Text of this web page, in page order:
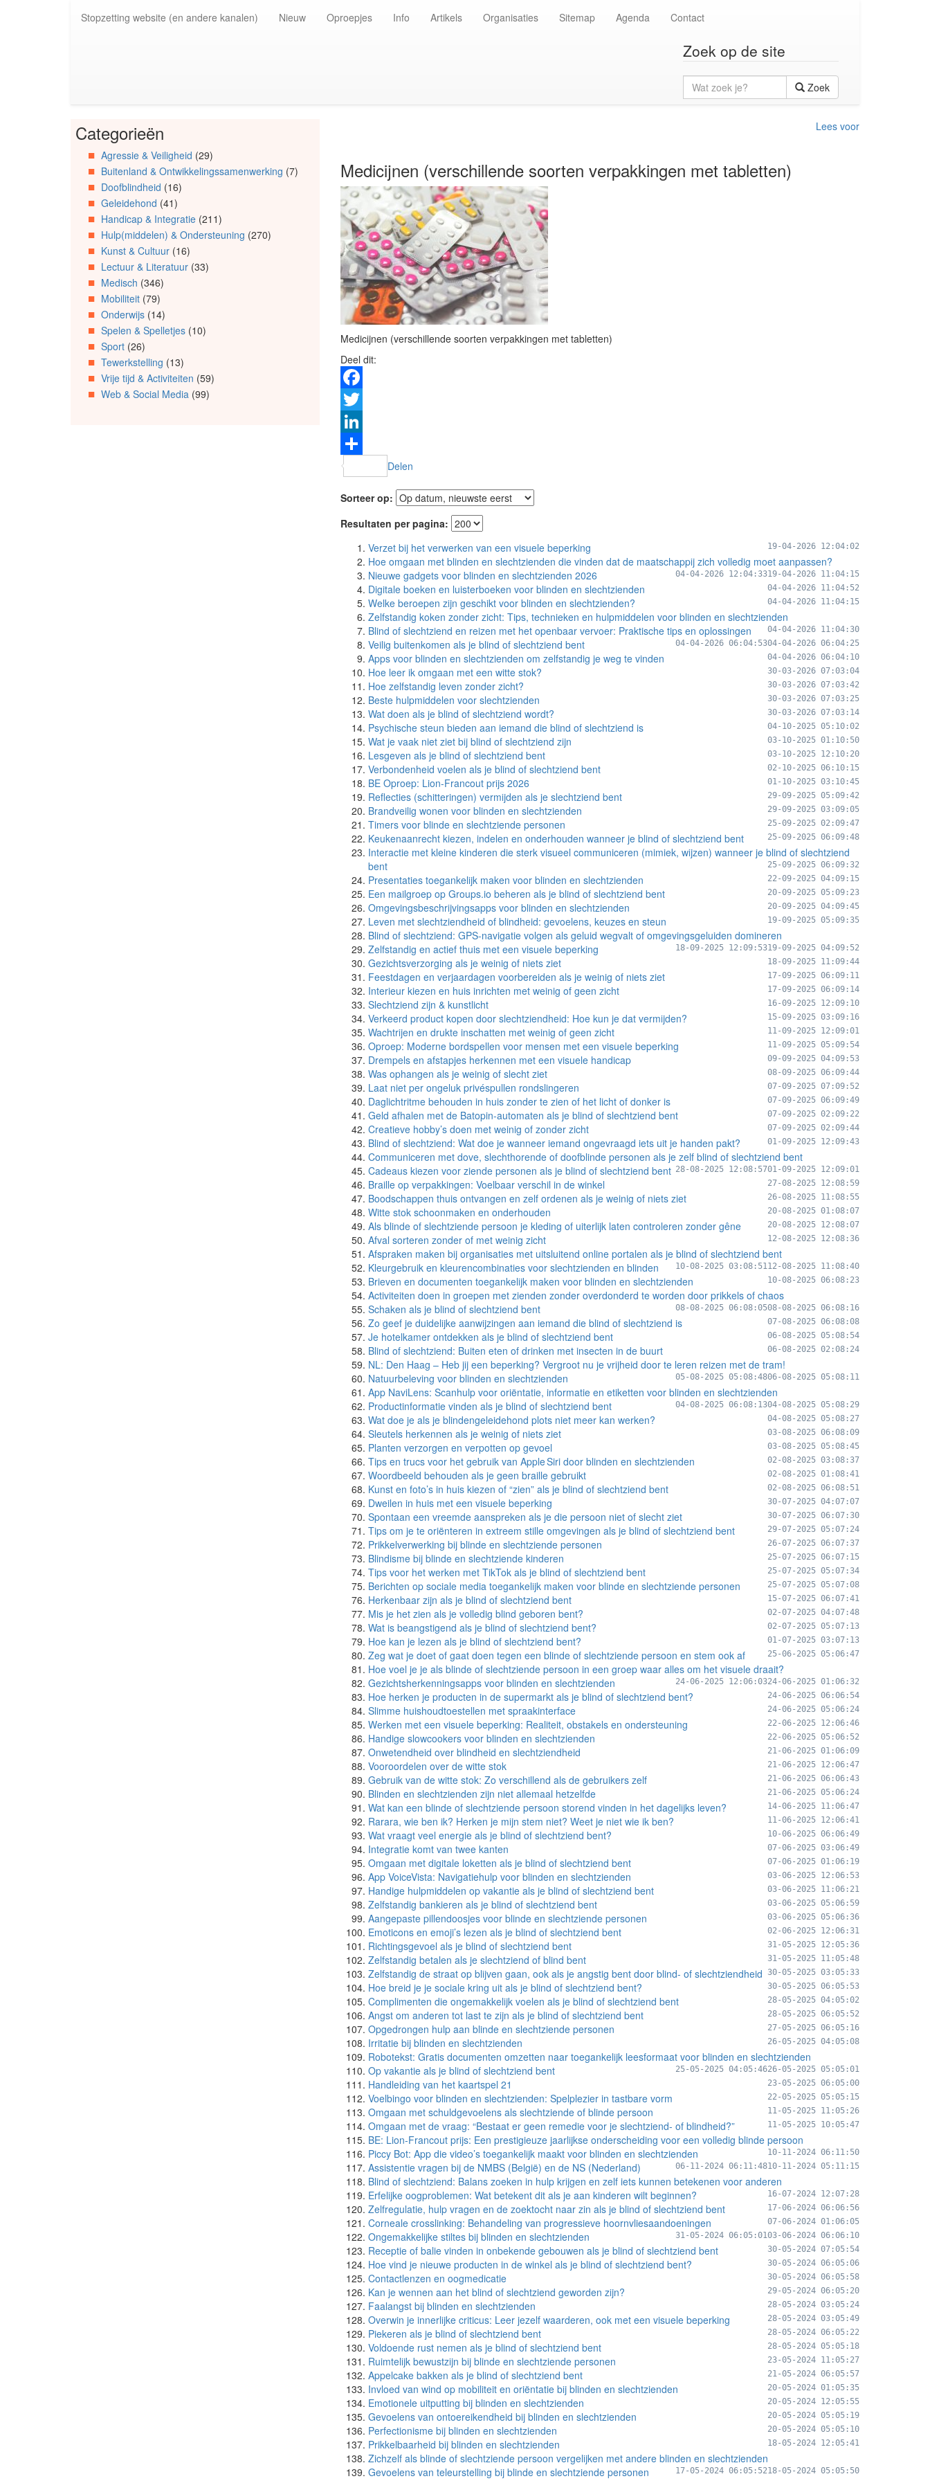
Stopzetting website (en andere kanalen) Nieuw Oproepjes Info Artikels Organisaties Sitemap Agenda Contact
Zoek op de site
Wat
zoek
je?
Zoek
Spring
Artikels
Spring
naar
Info
Spring
Organisaties
Spring
naar
Social
media
Categorieën
Agressie & Veiligheid (29)
Buitenland & Ontwikkelingssamenwerking (7)
Doofblindheid (16)
Geleidehond (41)
Handicap & Integratie(211)
Hulp(middelen) & Ondersteuning (270)
Kunst & Cultuur(16)
Lectuur & Literatuur(33)
Medisch (346)
Mobiliteit(79)
Onderwijs(14)
Spelen & Spelletjes(10)
Sport(26)
Tewerkstelling (13)
Vrije tijd & Activiteiten (59)
Web & Social Media(99)
Lees voor
Medicijnen (verschillende soorten verpakkingen met tabletten)
Medicijnen (verschillende soorten verpakkingen met tabletten)
Deel dit:
Facebook
Twitter
LinkedIn
Delen
Sorteer op:
Resultaten per pagina:
Verzet bij het verwerken van een visuele beperking
19-04-2026 12:04:02
Hoe omgaan met blinden en slechtzienden die vinden dat de maatschappij zich volledig moet aanpassen?
19-04-2026 11:04:15
Nieuwe gadgets voor blinden en slechtzienden 2026 04-04-2026 12:04:33
Digitale boeken en luisterboeken voor blinden en slechtzienden 04-04-2026 11:04:52
Welke beroepen zijn geschikt voor blinden en slechtzienden? 04-04-2026 11:04:15
Zelfstandig koken zonder zicht: Tips, technieken en hulpmiddelen voor blinden en slechtzienden
04-04-2026 11:04:30
Blind of slechtziend en reizen met het openbaar vervoer: Praktische tips en oplossingen
04-04-2026 06:04:25
Veilig buitenkomen als je blind of slechtziend bent 04-04-2026 06:04:53
Apps voor blinden en slechtzienden om zelfstandig je weg te vinden 04-04-2026 06:04:10
Hoe leer ik omgaan met een witte stok? 30-03-2026 07:03:04
Hoe zelfstandig leven zonder zicht? 30-03-2026 07:03:42
Beste hulpmiddelen voor slechtzienden 30-03-2026 07:03:25
Wat doen als je blind of slechtziend wordt? 30-03-2026 07:03:14
Psychische steun bieden aan iemand die blind of slechtziend is 04-10-2025 05:10:02
Wat je vaak niet ziet bij blind of slechtziend zijn 03-10-2025 01:10:50
Lesgeven als je blind of slechtziend bent 03-10-2025 12:10:20
Verbondenheid voelen als je blind of slechtziend bent 02-10-2025 06:10:15
BE Oproep: Lion-Francout prijs 2026 01-10-2025 03:10:45
Reflecties (schitteringen) vermijden als je slechtziend bent 29-09-2025 05:09:42
Brandveilig wonen voor blinden en slechtzienden 29-09-2025 03:09:05
Timers voor blinde en slechtziende personen 25-09-2025 02:09:47
Keukenaanrecht kiezen, indelen en onderhouden wanneer je blind of slechtziend bent 25-09-2025 06:09:48
Interactie met kleine kinderen die sterk visueel communiceren (mimiek, wijzen) wanneer je blind of slechtziend
bent
25-09-2025 06:09:32
Presentaties toegankelijk maken voor blinden en slechtzienden 22-09-2025 04:09:15
Een mailgroep op Groups.io beheren als je blind of slechtziend bent 20-09-2025 05:09:23
Omgevingsbeschrijvingsapps voor blinden en slechtzienden 20-09-2025 04:09:45
Leven met slechtziendheid of blindheid: gevoelens, keuzes en steun 19-09-2025 05:09:35
Blind of slechtziend: GPS-navigatie volgen als geluid wegvalt of omgevingsgeluiden domineren
19-09-2025 04:09:52
Zelfstandig en actief thuis met een visuele beperking 18-09-2025 12:09:53
Gezichtsverzorging als je weinig of niets ziet 18-09-2025 11:09:44
Feestdagen en verjaardagen voorbereiden als je weinig of niets ziet 17-09-2025 06:09:11
Interieur kiezen en huis inrichten met weinig of geen zicht 17-09-2025 06:09:14
Slechtziend zijn & kunstlicht 16-09-2025 12:09:10
Verkeerd product kopen door slechtziendheid: Hoe kun je dat vermijden? 15-09-2025 03:09:16
Wachtrijen en drukte inschatten met weinig of geen zicht 11-09-2025 12:09:01
Oproep: Moderne bordspellen voor mensen met een visuele beperking 11-09-2025 05:09:54
Drempels en afstapjes herkennen met een visuele handicap 09-09-2025 04:09:53
Was ophangen als je weinig of slecht ziet 08-09-2025 06:09:44
Laat niet per ongeluk privéspullen rondslingeren 07-09-2025 07:09:52
Daglichtritme behouden in huis zonder te zien of het licht of donker is 07-09-2025 06:09:49
Geld afhalen met de Batopin-automaten als je blind of slechtziend bent 07-09-2025 02:09:22
Creatieve hobby’s doen met weinig of zonder zicht 07-09-2025 02:09:44
Blind of slechtziend: Wat doe je wanneer iemand ongevraagd iets uit je handen pakt? 01-09-2025 12:09:43
Communiceren met dove, slechthorende of doofblinde personen als je zelf blind of slechtziend bent
01-09-2025 12:09:01
Cadeaus kiezen voor ziende personen als je blind of slechtziend bent 28-08-2025 12:08:57
Braille op verpakkingen: Voelbaar verschil in de winkel 27-08-2025 12:08:59
Boodschappen thuis ontvangen en zelf ordenen als je weinig of niets ziet 26-08-2025 11:08:55
Witte stok schoonmaken en onderhouden 20-08-2025 01:08:07
Als blinde of slechtziende persoon je kleding of uiterlijk laten controleren zonder gêne 20-08-2025 12:08:07
Afval sorteren zonder of met weinig zicht 12-08-2025 12:08:36
Afspraken maken bij organisaties met uitsluitend online portalen als je blind of slechtziend bent
12-08-2025 11:08:40
Kleurgebruik en kleurencombinaties voor slechtzienden en blinden 10-08-2025 03:08:51
Brieven en documenten toegankelijk maken voor blinden en slechtzienden 10-08-2025 06:08:23
Activiteiten doen in groepen met zienden zonder overdonderd te worden door prikkels of chaos
08-08-2025 06:08:16
Schaken als je blind of slechtziend bent 08-08-2025 06:08:05
Zo geef je duidelijke aanwijzingen aan iemand die blind of slechtziend is 07-08-2025 06:08:08
Je hotelkamer ontdekken als je blind of slechtziend bent 06-08-2025 05:08:54
Blind of slechtziend: Buiten eten of drinken met insecten in de buurt 06-08-2025 02:08:24
NL: Den Haag – Heb jij een beperking? Vergroot nu je vrijheid door te leren reizen met de tram!
06-08-2025 05:08:11
Natuurbeleving voor blinden en slechtzienden 05-08-2025 05:08:48
App NaviLens: Scanhulp voor oriëntatie, informatie en etiketten voor blinden en slechtzienden
04-08-2025 05:08:29
Productinformatie vinden als je blind of slechtziend bent 04-08-2025 06:08:13
Wat doe je als je blindengeleidehond plots niet meer kan werken? 04-08-2025 05:08:27
Sleutels herkennen als je weinig of niets ziet 03-08-2025 06:08:09
Planten verzorgen en verpotten op gevoel 03-08-2025 05:08:45
Tips en trucs voor het gebruik van Apple Siri door blinden en slechtzienden 02-08-2025 03:08:37
Woordbeeld behouden als je geen braille gebruikt 02-08-2025 01:08:41
Kunst en foto’s in huis kiezen of “zien” als je blind of slechtziend bent 02-08-2025 06:08:51
Dweilen in huis met een visuele beperking 30-07-2025 04:07:07
Spontaan een vreemde aanspreken als je die persoon niet of slecht ziet 30-07-2025 06:07:30
Tips om je te oriënteren in extreem stille omgevingen als je blind of slechtziend bent 29-07-2025 05:07:24
Prikkelverwerking bij blinde en slechtziende personen 26-07-2025 06:07:37
Blindisme bij blinde en slechtziende kinderen 25-07-2025 06:07:15
Tips voor het werken met TikTok als je blind of slechtziend bent 25-07-2025 05:07:34
Berichten op sociale media toegankelijk maken voor blinde en slechtziende personen 25-07-2025 05:07:08
Herkenbaar zijn als je blind of slechtziend bent 15-07-2025 06:07:41
Mis je het zien als je volledig blind geboren bent? 02-07-2025 04:07:48
Wat is beangstigend als je blind of slechtziend bent? 02-07-2025 05:07:13
Hoe kan je lezen als je blind of slechtziend bent? 01-07-2025 03:07:13
Zeg wat je doet of gaat doen tegen een blinde of slechtziende persoon en stem ook af 25-06-2025 05:06:47
Hoe voel je je als blinde of slechtziende persoon in een groep waar alles om het visuele draait?
24-06-2025 01:06:32
Gezichtsherkenningsapps voor blinden en slechtzienden 24-06-2025 12:06:03
Hoe herken je producten in de supermarkt als je blind of slechtziend bent? 24-06-2025 06:06:54
Slimme huishoudtoestellen met spraakinterface 24-06-2025 05:06:24
Werken met een visuele beperking: Realiteit, obstakels en ondersteuning 22-06-2025 12:06:46
Handige slowcookers voor blinden en slechtzienden 22-06-2025 05:06:52
Onwetendheid over blindheid en slechtziendheid 21-06-2025 01:06:09
Vooroordelen over de witte stok 21-06-2025 12:06:47
Gebruik van de witte stok: Zo verschillend als de gebruikers zelf 21-06-2025 06:06:43
Blinden en slechtzienden zijn niet allemaal hetzelfde 21-06-2025 05:06:24
Wat kan een blinde of slechtziende persoon storend vinden in het dagelijks leven? 14-06-2025 11:06:47
Rarara, wie ben ik? Herken je mijn stem niet? Weet je niet wie ik ben? 11-06-2025 12:06:41
Wat vraagt veel energie als je blind of slechtziend bent? 10-06-2025 06:06:49
Integratie komt van twee kanten 07-06-2025 03:06:49
Omgaan met digitale loketten als je blind of slechtziend bent 07-06-2025 01:06:19
App VoiceVista: Navigatiehulp voor blinden en slechtzienden 03-06-2025 12:06:53
Handige hulpmiddelen op vakantie als je blind of slechtziend bent 03-06-2025 11:06:21
Zelfstandig bankieren als je blind of slechtziend bent 03-06-2025 05:06:59
Aangepaste pillendoosjes voor blinde en slechtziende personen 03-06-2025 05:06:36
Emoticons en emoji’s lezen als je blind of slechtziend bent 02-06-2025 12:06:31
Richtingsgevoel als je blind of slechtziend bent 31-05-2025 12:05:36
Zelfstandig betalen als je slechtziend of blind bent 31-05-2025 11:05:48
Zelfstandig de straat op blijven gaan, ook als je angstig bent door blind- of slechtziendheid 30-05-2025 03:05:33
Hoe breid je je sociale kring uit als je blind of slechtziend bent? 30-05-2025 06:05:53
Complimenten die ongemakkelijk voelen als je blind of slechtziend bent 28-05-2025 04:05:02
Angst om anderen tot last te zijn als je blind of slechtziend bent 28-05-2025 06:05:52
Opgedrongen hulp aan blinde en slechtziende personen 27-05-2025 06:05:16
Irritatie bij blinden en slechtzienden 26-05-2025 04:05:08
Robotekst: Gratis documenten omzetten naar toegankelijk leesformaat voor blinden en slechtzienden
26-05-2025 05:05:01
Op vakantie als je blind of slechtziend bent 25-05-2025 04:05:46
Handleiding van het kaartspel 21 23-05-2025 06:05:00
Voelbingo voor blinden en slechtzienden: Spelplezier in tastbare vorm 22-05-2025 05:05:15
Omgaan met schuldgevoelens als slechtziende of blinde persoon 11-05-2025 11:05:26
Omgaan met de vraag: “Bestaat er geen remedie voor je slechtziend- of blindheid?” 11-05-2025 10:05:47
BE: Lion-Francout prijs: Een prestigieuze jaarlijkse onderscheiding voor een volledig blinde persoon
10-11-2024 06:11:50
Piccy Bot: App die video’s toegankelijk maakt voor blinden en slechtzienden
10-11-2024 05:11:15
Assistentie vragen bij de NMBS (België) en de NS (Nederland) 06-11-2024 06:11:48
Blind of slechtziend: Balans zoeken in hulp krijgen en zelf iets kunnen betekenen voor anderen
16-07-2024 12:07:28
Erfelijke oogproblemen: Wat betekent dit als je aan kinderen wilt beginnen?
17-06-2024 06:06:56
Zelfregulatie, hulp vragen en de zoektocht naar zin als je blind of slechtziend bent
07-06-2024 01:06:05
Corneale crosslinking: Behandeling van progressieve hoornvliesaandoeningen
03-06-2024 06:06:10
Ongemakkelijke stiltes bij blinden en slechtzienden 31-05-2024 06:05:01
Receptie of balie vinden in onbekende gebouwen als je blind of slechtziend bent 30-05-2024 07:05:54
Hoe vind je nieuwe producten in de winkel als je blind of slechtziend bent? 30-05-2024 06:05:06
Contactlenzen en oogmedicatie 30-05-2024 06:05:58
Kan je wennen aan het blind of slechtziend geworden zijn? 29-05-2024 06:05:20
Faalangst bij blinden en slechtzienden 28-05-2024 03:05:24
Overwin je innerlijke criticus: Leer jezelf waarderen, ook met een visuele beperking 28-05-2024 03:05:49
Piekeren als je blind of slechtziend bent 28-05-2024 06:05:22
Voldoende rust nemen als je blind of slechtziend bent 28-05-2024 05:05:18
Ruimtelijk bewustzijn bij blinde en slechtziende personen 23-05-2024 11:05:27
Appelcake bakken als je blind of slechtziend bent 21-05-2024 06:05:57
Invloed van wind op mobiliteit en oriëntatie bij blinden en slechtzienden 20-05-2024 01:05:35
Emotionele uitputting bij blinden en slechtzienden 20-05-2024 12:05:55
Gevoelens van ontoereikendheid bij blinden en slechtzienden 20-05-2024 05:05:19
Perfectionisme bij blinden en slechtzienden 20-05-2024 05:05:10
Prikkelbaarheid bij blinden en slechtzienden 18-05-2024 12:05:41
Zichzelf als blinde of slechtziende persoon vergelijken met andere blinden en slechtzienden
18-05-2024 05:05:50
Gevoelens van teleurstelling bij blinde en slechtziende personen 17-05-2024 06:05:52